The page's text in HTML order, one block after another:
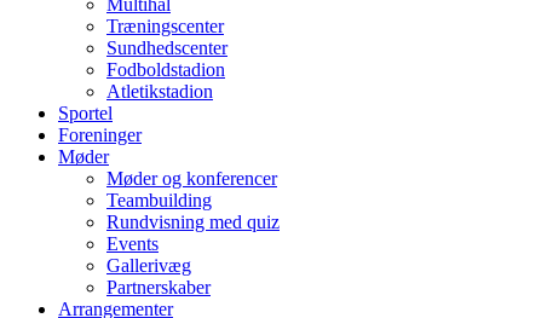
Multihal
Træningscenter
Sundhedscenter
Fodboldstadion
Atletikstadion
Sportel
Foreninger
Møder
Møder og konferencer
Teambuilding
Rundvisning med quiz
Events
Gallerivæg
Partnerskaber
Arrangementer